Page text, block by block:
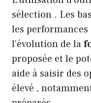
sélection . Les
les
l’évolution de la
proposée et le
aide à saisir des
élevé ,